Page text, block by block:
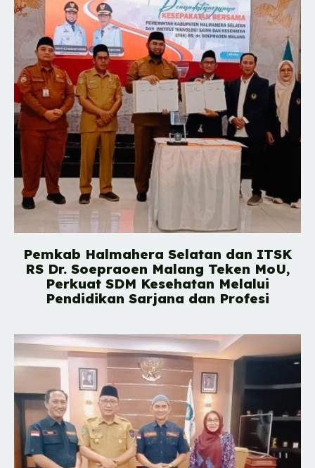
Pemkab Halmahera Selatan dan ITSK
RS Dr. Soepraoen Malang Teken MoU,
Perkuat SDM Kesehatan Melalui
Pendidikan Sarjana dan Profesi